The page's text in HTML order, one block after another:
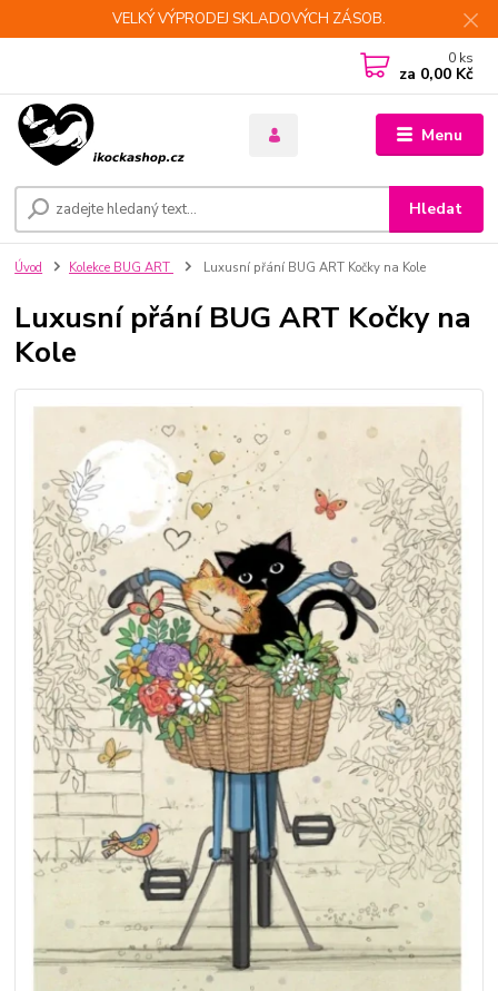
VELKÝ VÝPRODEJ SKLADOVÝCH ZÁSOB.
Menu
Hledat
0 ks
za 0,00 Kč
Úvod Kolekce BUG ART Luxusní přání BUG ART Kočky na Kole
Luxusní přání BUG ART Kočky na
Kole